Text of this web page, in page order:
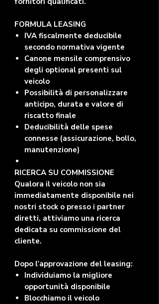
FORMULA LEASING
IVA fiscalmente deducibile
secondo normativa vigente
Canone mensile comprensivo
degli optional presenti sul
veicolo
Possibilità di personalizzare
anticipo, durata e valore di
riscatto finale
Deducibilità delle spese
connesse (assicurazione, bollo,
manutenzione)
RICERCA SU COMMISSIONE
Qualora il veicolo non sia
immediatamente disponibile nei
nostri stock o presso i partner
diretti, attiviamo una ricerca
dedicata su commissione del
cliente.
Dopo l’approvazione del leasing:
Individuiamo la migliore
opportunità disponibile
Blocchiamo il veicolo